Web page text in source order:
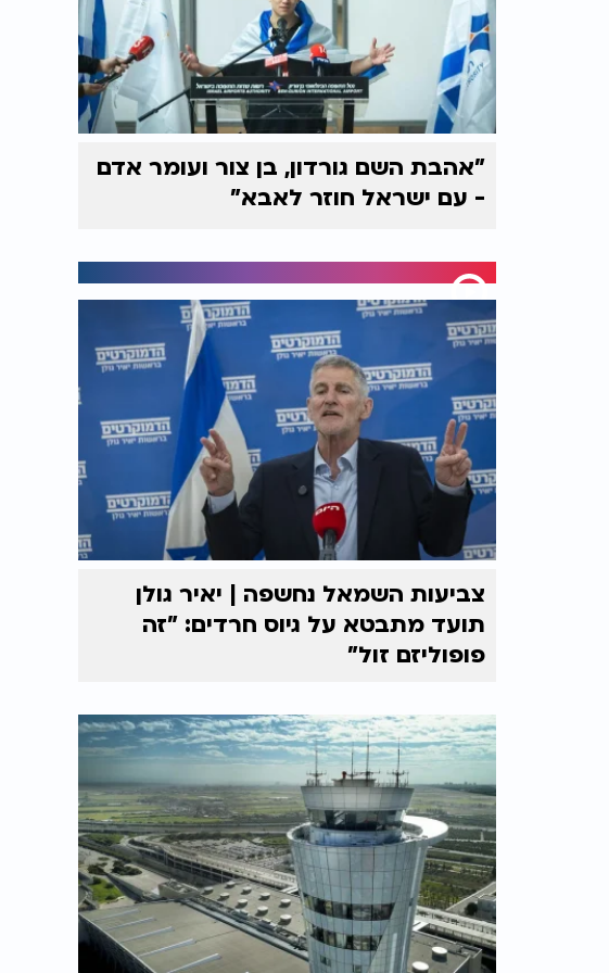
"אהבת השם גורדון, בן צור ועומר אדם
- עם ישראל חוזר לאבא"
צביעות השמאל נחשפה | יאיר גולן
תועד מתבטא על גיוס חרדים: "זה
פופוליזם זול"